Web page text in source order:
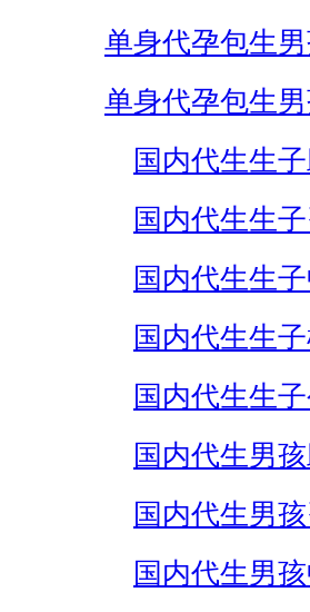
单身代孕包生
单身代孕包生男
国内代生生
国内代生生
国内代生生
国内代生生
国内代生生子
国内代生男
国内代生男
国内代生男